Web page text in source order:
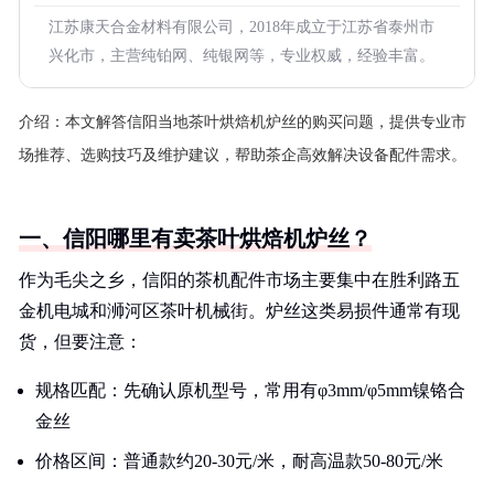
江苏康天合金材料有限公司，2018年成立于江苏省泰州市
兴化市，主营纯铂网、纯银网等，专业权威，经验丰富。
介绍： 本文解答信阳当地茶叶烘焙机炉丝的购买问题，提供专业市
场推荐、选购技巧及维护建议，帮助茶企高效解决设备配件需求。
一、信阳哪里有卖茶叶烘焙机炉丝？
作为毛尖之乡，信阳的茶机配件市场主要集中在胜利路五
金机电城和浉河区茶叶机械街。炉丝这类易损件通常有现
货，但要注意：
规格匹配：先确认原机型号，常用有φ3mm/φ5mm镍铬合
金丝
价格区间：普通款约20-30元/米，耐高温款50-80元/米